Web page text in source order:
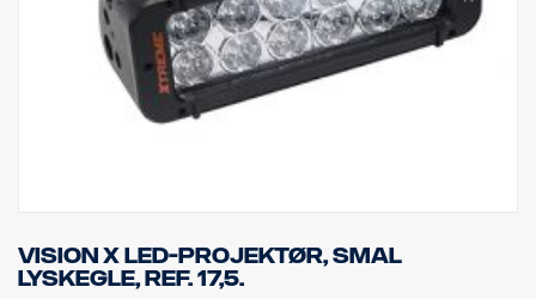
Vision X LED-projektør, smal
lyskegle, Ref. 17,5.